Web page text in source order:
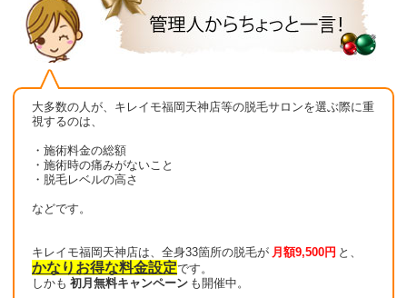
大多数の人が、キレイモ福岡天神店等の脱毛サロンを選ぶ際に重
視するのは、
・施術料金の総額
・施術時の痛みがないこと
・脱毛レベルの高さ
などです。
キレイモ福岡天神店は、全身33箇所の脱毛が 月額9,500円 と、
かなりお得な料金設定です。
しかも 初月無料キャンペーン も開催中。